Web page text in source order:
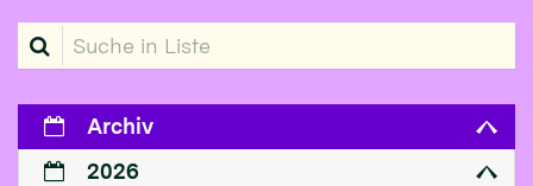
Suche in Liste
Archiv
2026